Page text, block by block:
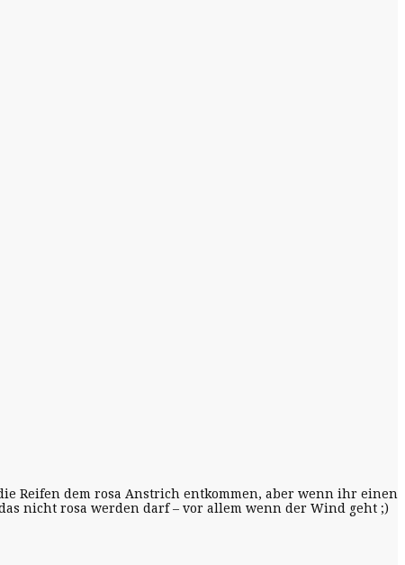
Reifen dem rosa Anstrich entkommen, aber wenn ihr einen
nicht rosa werden darf – vor allem wenn der Wind geht ;)